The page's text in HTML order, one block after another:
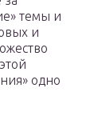
темы и
и
одно